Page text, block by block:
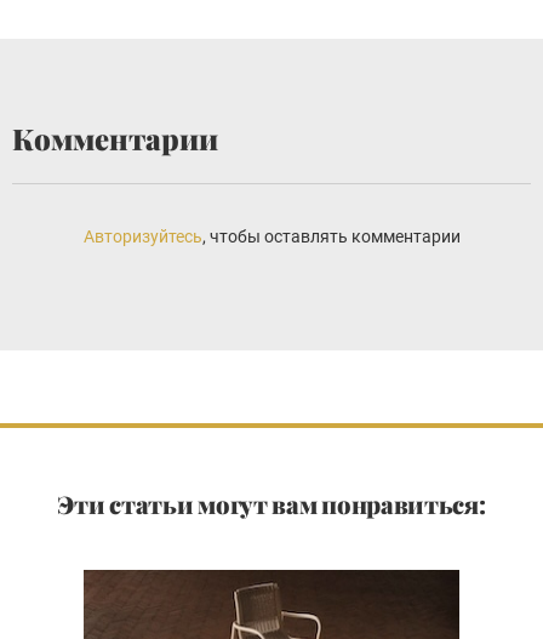
Комментарии
Авторизуйтесь, чтобы оставлять комментарии
Эти статьи могут вам понравиться: